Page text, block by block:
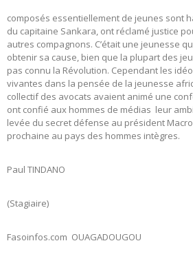
composés essentiellement de jeunes sont
du capitaine Sankara, ont réclamé justice
autres compagnons. C’était une jeunesse
obtenir sa cause, bien que la plupart des
pas connu la Révolution. Cependant les
vivantes dans la pensée de la jeunesse
collectif des avocats avaient animé une
ont confié aux hommes de médias leur
levée du secret défense au président
prochaine au pays des hommes intègres.
Paul TINDANO
(Stagiaire)
Fasoinfos.com OUAGADOUGOU